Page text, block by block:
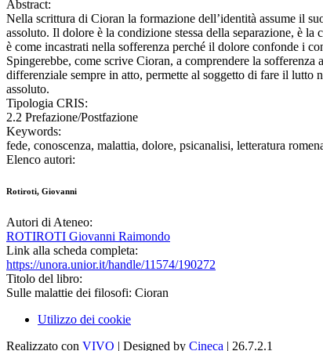
Abstract:
Nella scrittura di Cioran la formazione dell’identità assume il
assoluto. Il dolore è la condizione stessa della separazione, è
è come incastrati nella sofferenza perché il dolore confonde i
Spingerebbe, come scrive Cioran, a comprendere la
differenziale sempre in atto, permette al soggetto di fare il lutto
assoluto.
Tipologia CRIS:
2.2 Prefazione/Postfazione
Keywords:
fede, conoscenza, malattia, dolore, psicanalisi, letteratura
Elenco autori:
Rotiroti, Giovanni
Autori di Ateneo:
ROTIROTI Giovanni Raimondo
Link alla scheda completa:
https://unora.unior.it/handle/11574/190272
Titolo del libro:
Sulle malattie dei filosofi: Cioran
Utilizzo dei cookie
Realizzato con VIVO | Designed by Cineca | 26.7.2.1